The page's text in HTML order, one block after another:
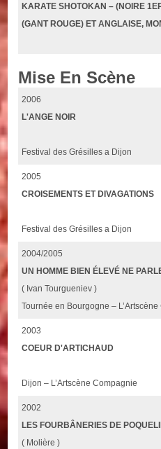
KARATE SHOTOKAN – (NOIRE
(GANT ROUGE) ET ANGLAISE,
Mise En Scène
2006
L'ANGE NOIR
Festival des Grésilles a Dijon
2005
CROISEMENTS ET DIVAGATIONS
Festival des Grésilles a Dijon
2004/2005
UN HOMME BIEN ÉLEVÉ NE
( Ivan Tourgueniev )
Tournée en Bourgogne –
2003
COEUR D'ARTICHAUD
Dijon – L’Artscène Compagnie
2002
LES FOURBÂNERIES DE
( Molière )